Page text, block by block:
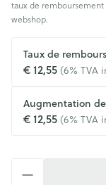
taux de
webshop.
Taux de
€ 12,55(6% TVA
Augmentation
€ 12,55(6% TVA